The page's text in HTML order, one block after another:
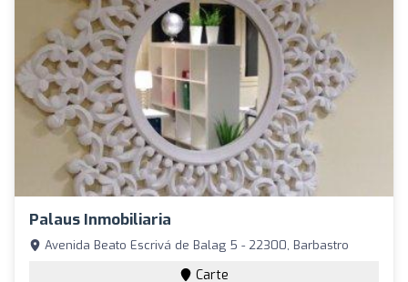
Palaus Inmobiliaria
Avenida Beato Escrivá de Balag 5 - 22300, Barbastro
Carte